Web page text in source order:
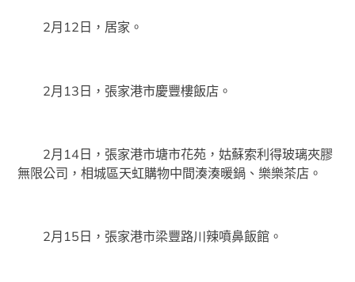
2月12日，居家。
2月13日，張家港市慶豐樓飯店。
2月14日，張家港市塘市花苑，姑蘇索利得玻璃夾膠
無限公司，相城區天虹購物中間湊湊暖鍋、樂樂茶店。
2月15日，張家港市梁豐路川辣噴鼻飯館。